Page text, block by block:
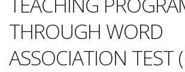
THROUGH WORD
ASSOCIATION TEST